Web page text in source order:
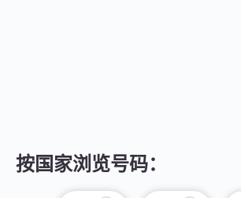
按国家浏览号码：